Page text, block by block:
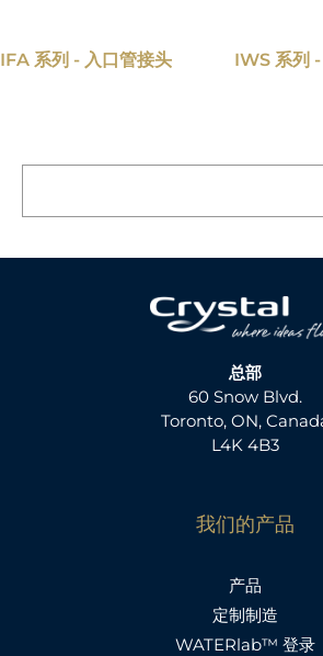
IFA 系列 - 入口管接头 IWS 系列
总部
60 Snow Blvd.
Toronto, ON,
L4K 4B3
我们的产品
产品
定制制造
WATERlab™ 登录